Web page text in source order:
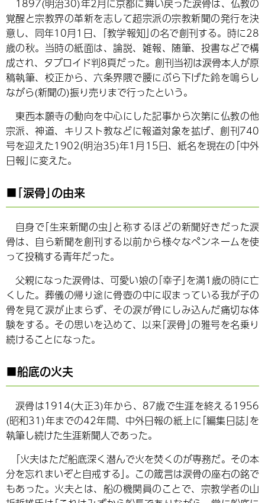
1897(明治30)年2月に京都に舞い戻った涙骨は、仏教の
覚醒と宗教界の革新を志して超宗派の宗教新聞の発行を決
意し、同年10月1日、｢教学報知｣の名で創刊する。時に28
歳の秋。当時の紙面は、論説、雑報、随筆、投書などで構
成され、タブロイド判8頁だった。創刊当初は涙骨本人が原
稿執筆、校正から、六条界隈で腰にぶら下げた鈴を鳴らし
ながら(新聞の)振り売りまで行ったという。
東西本願寺の動向を中心にした記事から次第に仏教の他
宗派、神道、キリスト教などに報道対象を拡げ、創刊740
号を迎えた1902(明治35)年1月15日、紙名を現在の｢中外
日報｣に変えた。
■｢涙骨｣の由来
自身で｢生来新聞の虫｣と称するほどの新聞好きだった涙
骨は、自ら新聞を創刊する以前から様々なペンネームを使
って投稿する青年だった。
父親になった涙骨は、可愛い娘の｢幸子｣を満1歳の時に亡
くした。葬儀の帰り途に骨壺の中に収まっている我が子の
骨を見て涙が止まらず、その涙が骨にしみ込んだ痛切な体
験をする。その思いを込めて、以来｢涙骨｣の雅号を名乗り
続けることになった。
■船底の火夫
涙骨は1914(大正3)年から、87歳で生涯を終える1956
(昭和31)年までの42年間、中外日報の紙上に｢編集日誌｣を
執筆し続けた生涯新聞人であった。
｢火夫はただ船底深く潜んで火を焚くのが専務だ。その本
分を忘れまいぞと自戒する｣。この箴言は涙骨の座右の銘で
もあった。火夫とは、船の機関員のことで、宗教学者の山